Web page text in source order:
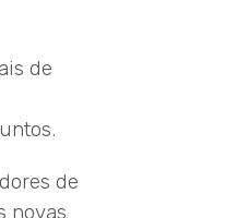
de
de
novas